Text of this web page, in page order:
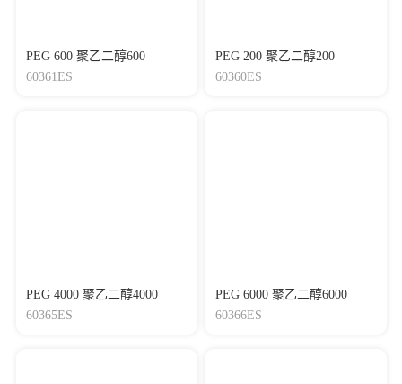
PEG 600 聚乙二醇600
60361ES
PEG 200 聚乙二醇200
60360ES
PEG 4000 聚乙二醇4000
60365ES
PEG 6000 聚乙二醇6000
60366ES